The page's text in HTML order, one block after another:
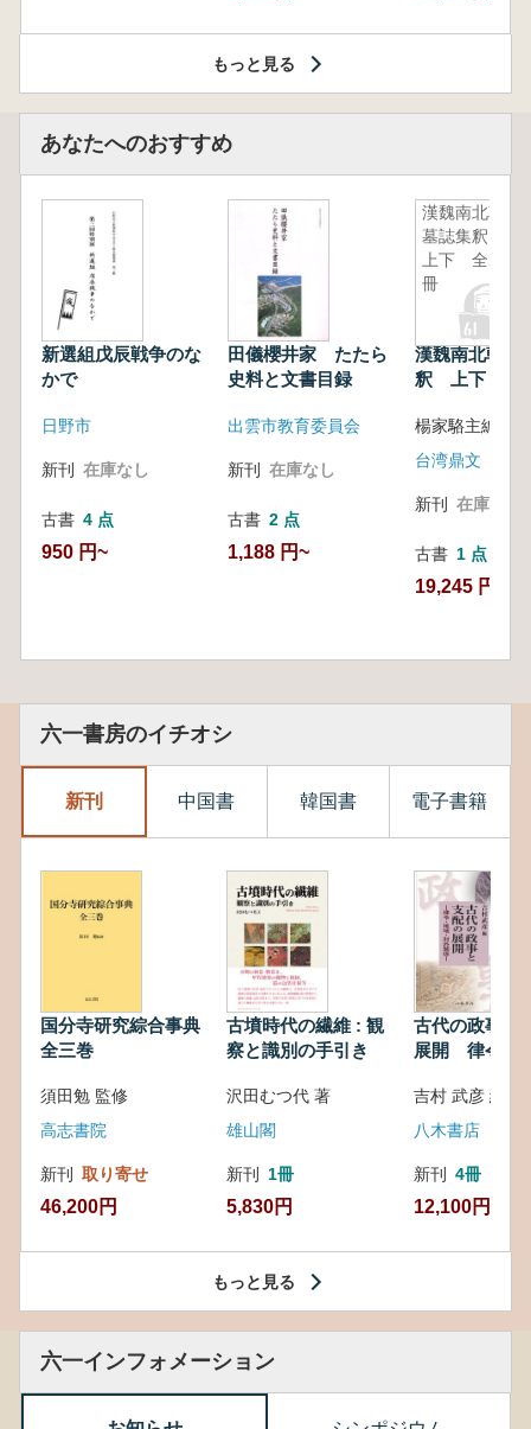
もっと見る
あなたへのおすすめ
新選組戊辰戦争のな
かで
日野市
新刊 在庫なし
古書 4 点
950 円~
田儀櫻井家 たたら
史料と文書目録
出雲市教育委員会
新刊 在庫なし
古書 2 点
1,188 円~
漢魏南北朝
墓誌集釈
上下 全2
冊
漢魏南北朝墓
釈 上下 全2
楊家駱主編
台湾鼎文
新刊 在庫なし
古書 1 点
19,245 円
六一書房のイチオシ
新刊 中国書 韓国書 電子書籍
国分寺研究綜合事典
全三巻
須田勉 監修
高志書院
新刊 取り寄せ
46,200円
古墳時代の繊維 : 観
察と識別の手引き
沢田むつ代 著
雄山閣
新刊 1冊
5,830円
古代の政事と
展開 律令・
吉村 武彦 編集
八木書店
新刊 4冊
12,100円
もっと見る
六一インフォメーション